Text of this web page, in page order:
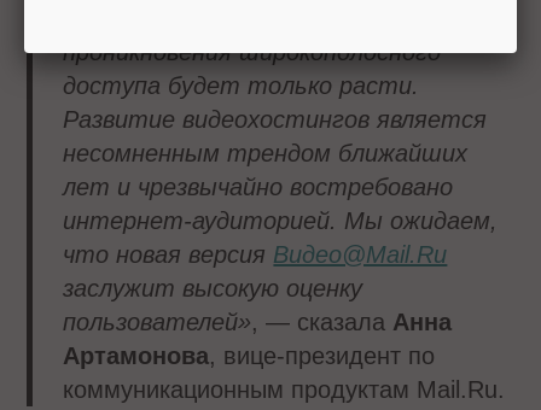
проникновения широкополосного
доступа будет только расти.
Развитие видеохостингов является
несомненным трендом ближайших
лет и чрезвычайно востребовано
интернет-аудиторией. Мы ожидаем,
что новая версия Видео@Mail.Ru
заслужит высокую оценку
пользователей», — сказала Анна
Артамонова, вице-президент по
коммуникационным продуктам Mail.Ru.